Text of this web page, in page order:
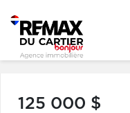
125 000 $